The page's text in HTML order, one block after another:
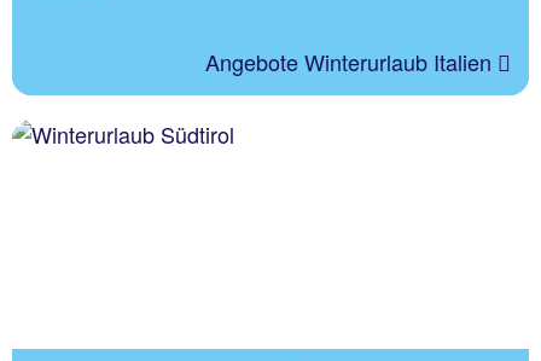
Angebote Winterurlaub Italien